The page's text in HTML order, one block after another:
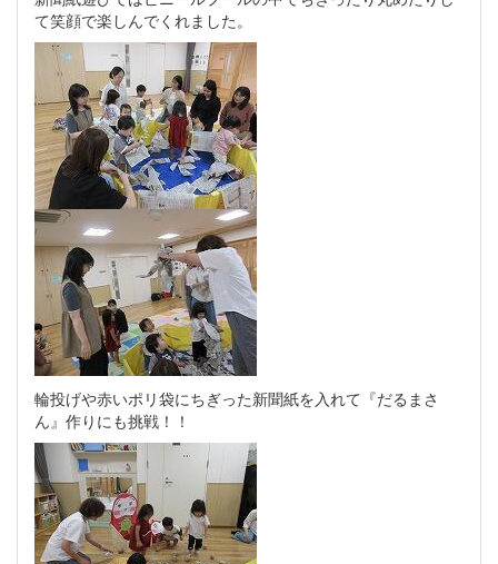
て笑顔で楽しんでくれました。
輪投げや赤いポリ袋にちぎった新聞紙を入れて『だるまさ
ん』作りにも挑戦！！